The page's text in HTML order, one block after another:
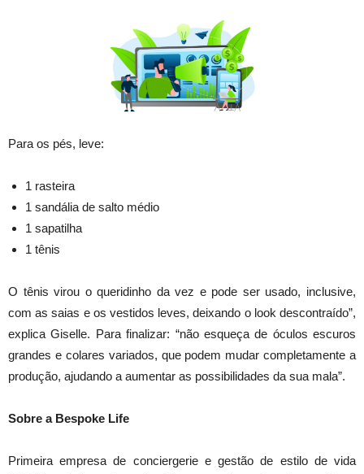
Para os pés, leve:
1 rasteira
1 sandália de salto médio
1 sapatilha
1 tênis
O tênis virou o queridinho da vez e pode ser usado, inclusive,
com as saias e os vestidos leves, deixando o look descontraído”,
explica Giselle. Para finalizar: “não esqueça de óculos escuros
grandes e colares variados, que podem mudar completamente a
produção, ajudando a aumentar as possibilidades da sua mala”.
Sobre a Bespoke Life
Primeira empresa de conciergerie e gestão de estilo de vida